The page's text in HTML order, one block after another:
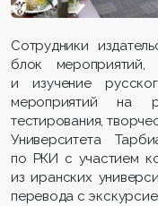
Сотрудники
блок мероприятий,
и изучение
мероприятий на
тестирования,
Университета
по РКИ с участием
из иранских
перевода с